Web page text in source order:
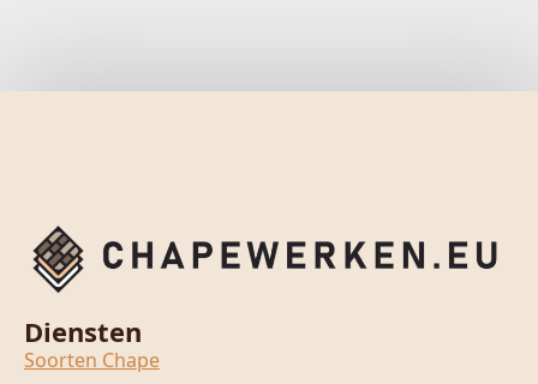
Diensten
Soorten Chape